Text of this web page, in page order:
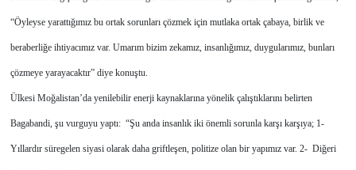
“Öyleyse yarattığımız bu ortak sorunları çözmek için mutlaka ortak çabaya, birlik ve
beraberliğe ihtiyacımız var. Umarım bizim zekamız, insanlığımız, duygularımız, bunları
çözmeye yarayacaktır” diye konuştu.
Ülkesi Moğalistan’da yenilebilir enerji kaynaklarına yönelik çalıştıklarını belirten
Bagabandi, şu vurguyu yaptı: “Şu anda insanlık iki önemli sorunla karşı karşıya; 1-
Yıllardır süregelen siyasi olarak daha griftleşen, politize olan bir yapımız var. 2- Diğeri